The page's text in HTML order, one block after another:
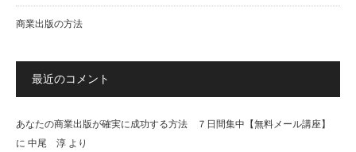
商業出版の方法
最近のコメント
あなたの商業出版が確実に成功する方法 ７日間集中【無料メール講座】
に 中尾 淳 より